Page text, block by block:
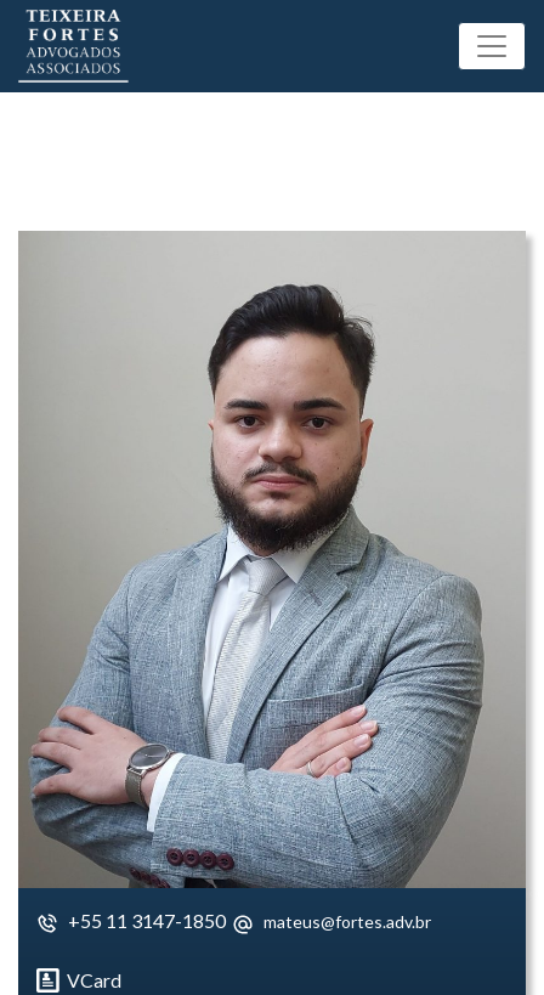
+55 11 3147-1850 mateus@fortes.adv.br
VCard